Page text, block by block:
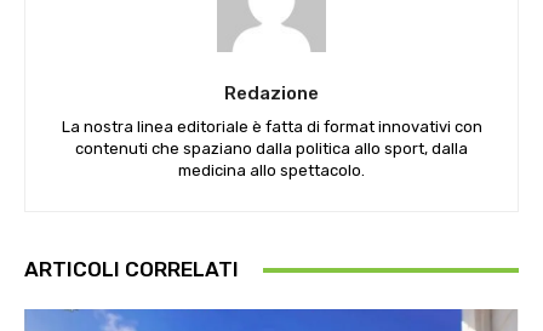
Redazione
La nostra linea editoriale è fatta di format innovativi con
contenuti che spaziano dalla politica allo sport, dalla
medicina allo spettacolo.
ARTICOLI CORRELATI